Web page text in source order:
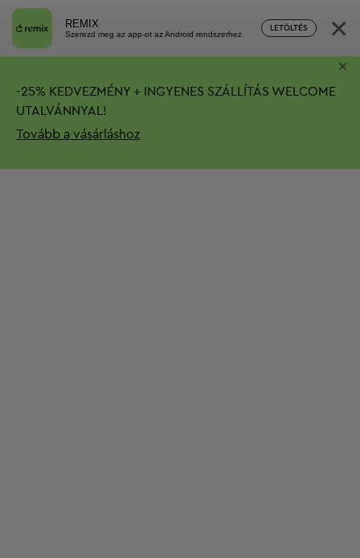
REMIX
Szerezd meg az app-ot az Android rendszerhez
LETÖLTÉS ×
-25% KEDVEZMÉNY + INGYENES SZÁLLÍTÁS WELCOME
UTALVÁNNYAL!
Tovább a vásárláshoz
×